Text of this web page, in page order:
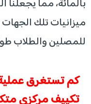
بالمائة، مما يجعلنا
ميزانيات تلك
للمصلين والطلاب
كم تستغرق
تكييف مركزي